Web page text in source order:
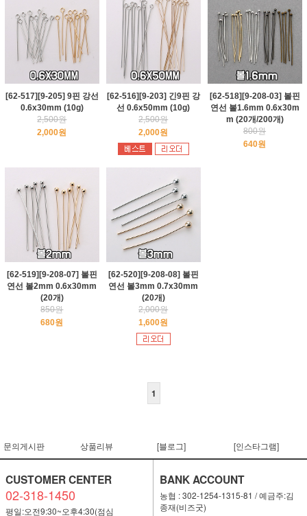
[62-517][9-205] 9핀 강선
0.6x30mm (10g)
2,500원
2,000원
[62-516][9-203] 긴9핀 강
선 0.6x50mm (10g)
2,500원
2,000원
[62-518][9-208-03] 볼핀
연선 볼1.6mm 0.6x30m
m (20개/200개)
800원
640원
[62-519][9-208-07] 볼핀
연선 볼2mm 0.6x30mm
(20개)
850원
680원
[62-520][9-208-08] 볼핀
연선 볼3mm 0.7x30mm
(20개)
2,000원
1,600원
1
문의게시판 상품리뷰 [블로그] [인스타그램]
CUSTOMER CENTER
02-318-1450
평일:오전9:30~오후4:30(점심
BANK ACCOUNT
농협 : 302-1254-1315-81 / 예금주:김
종재(비즈굿)